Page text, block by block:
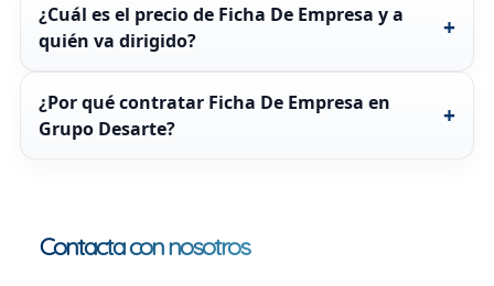
¿Cuál es el precio de Ficha De Empresa y a
quién va dirigido?
¿Por qué contratar Ficha De Empresa en
Grupo Desarte?
Contacta con nosotros